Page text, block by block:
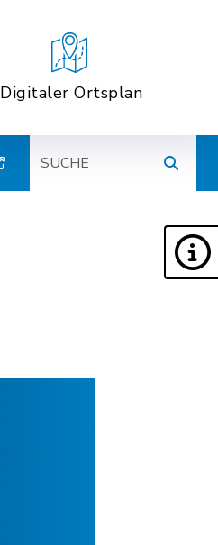
Digitaler Ortsplan